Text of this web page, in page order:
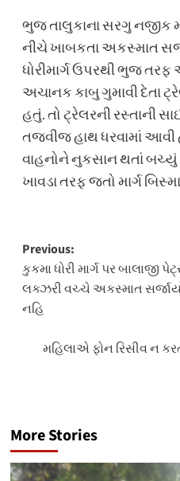
ભુજ તાલુકાના સરગુ નજીક
નીચે ખાબકતા અકસ્માત
ધોરીમાર્ગ ઉપરથી ભુજ
અચાનક કાબુ ગુમાવી દેતા
હતું. તો ટ્રેલરની રસ્તાની
તજવીજ હાથ ધરવામાં
વાહનોને નુકસાન થતાં
ખાવડા તરફ જતો માર્ગ
Post
navigation
Previous:
કુકમા ધોરી માર્ગ પર બાલાજી
લક્ઝરી વચ્ચે અકસ્માત
નહિ
મહિલાએ ફોન રિસીવ ન
More Stories